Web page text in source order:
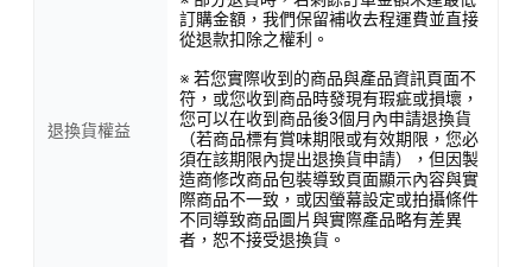
退換貨權益
訂購金額，我們保留補收去程運費並直接
從退款扣除之權利。
※ 若您實際收到的商品與產品資訊頁面不
符，或您收到商品時發現有瑕疵或損壞，
您可以在收到商品後3個月內申請退換貨
（若商品標有賞味期限或有效期限，您必
須在該期限內提出退換貨申請），但因製
造商修改商品包裝導致頁面顯示內容與實
際商品不一致，或因螢幕設定或拍攝條件
不同導致商品圖片與實際產品略有差異
者，恕不接受退換貨。